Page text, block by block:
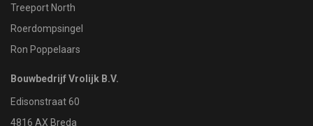
Treeport North
Roerdompsingel
Ron Poppelaars
Bouwbedrijf Vrolijk B.V.
Edisonstraat 60
4816 AX Breda